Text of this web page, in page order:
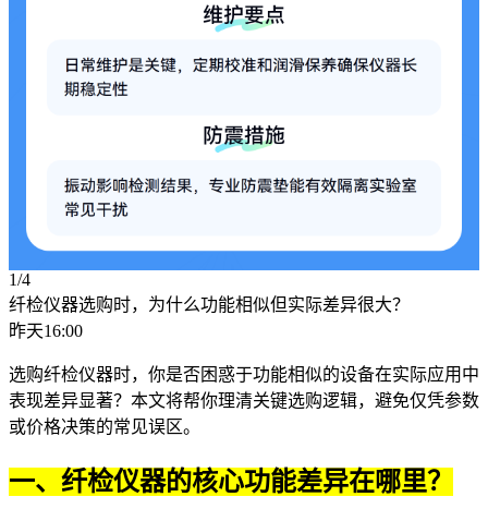
1/4
纤检仪器选购时，为什么功能相似但实际差异很大？
昨天16:00
选购纤检仪器时，你是否困惑于功能相似的设备在实际应用中
表现差异显著？本文将帮你理清关键选购逻辑，避免仅凭参数
或价格决策的常见误区。
一、纤检仪器的核心功能差异在哪里？